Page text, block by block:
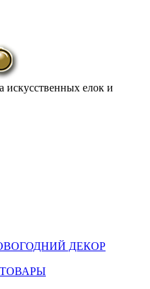
искусственных елок и
ДЕКОР